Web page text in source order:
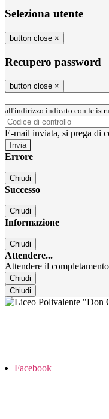
Seleziona utente
button close ×
Recupero password
button close ×
all'indirizzo indicato con le
E-mail inviata, si prega di
Errore
Chiudi
Successo
Chiudi
Informazione
Chiudi
Attendere...
Attendere il
Chiudi
Chiudi
Facebook